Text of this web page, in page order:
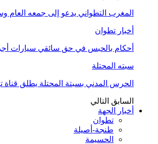
المغرب التطواني يدعو إلى جمعه
أخبار تطوان
أحكام بالحبس في حق سائقي سيارات
سبته المحتلة
الحرس المدني بسبتة المحتلة يطلق قناة
السابق التالي
أخبار الجهة
تطوان
طنجة-أصيلة
الحسيمة